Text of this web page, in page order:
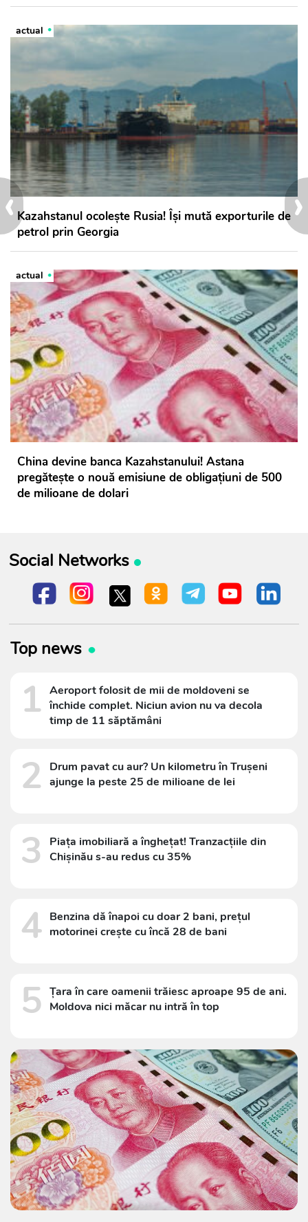
›
‹
actual
Kazahstanul ocolește Rusia! Își mută exporturile de
petrol prin Georgia
actual
China devine banca Kazahstanului! Astana
pregătește o nouă emisiune de obligațiuni de 500
de milioane de dolari
Social Networks
Top news
1 Aeroport folosit de mii de moldoveni se
închide complet. Niciun avion nu va decola
timp de 11 săptămâni
2
Drum pavat cu aur? Un kilometru în Trușeni
ajunge la peste 25 de milioane de lei
3
Piața imobiliară a înghețat! Tranzacțiile din
Chișinău s-au redus cu 35%
4 Benzina dă înapoi cu doar 2 bani, prețul
motorinei crește cu încă 28 de bani
5 Țara în care oamenii trăiesc aproape 95 de ani.
Moldova nici măcar nu intră în top